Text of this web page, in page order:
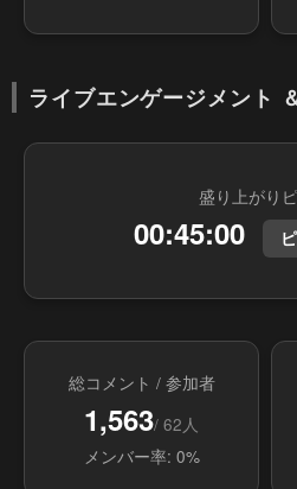
ライブエンゲージメント
盛り上がり
00:45:00
総コメント / 参加者
1,563/ 62人
メンバー率: 0%